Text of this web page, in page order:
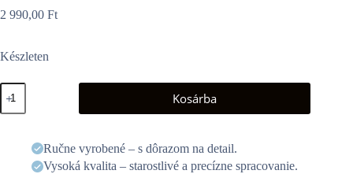
2 990,00 Ft
Készleten
3D
üdvözlőlap
-
rózsaív
Kosárba
Ručne vyrobené – s dôrazom na detail.
Vysoká kvalita – starostlivé a precízne spracovanie.